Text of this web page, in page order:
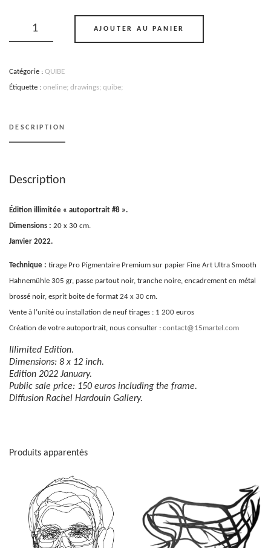
QUIBE
AJOUTER AU PANIER
Catégorie : QUIBE
Étiquette : oneline; drawings; quibe;
DESCRIPTION
Description
Édition illimitée « autoportrait #8 ».
Dimensions : 20 x 30 cm.
Janvier 2022.
Technique : tirage Pro Pigmentaire Premium sur papier Fine Art Ultra Smooth
Hahnemühle 305 gr, passe partout noir, tranche noire, encadrement en métal
brossé noir, esprit boite de format 24 x 30 cm.
Vente à l’unité ou installation de neuf tirages : 1 200 euros
Création de votre autoportrait, nous consulter : contact@15martel.com
Illimited Edition.
Dimensions: 8 x 12 inch.
Edition 2022 January.
Public sale price: 150 euros including the frame.
Diffusion Rachel Hardouin Gallery.
Produits apparentés